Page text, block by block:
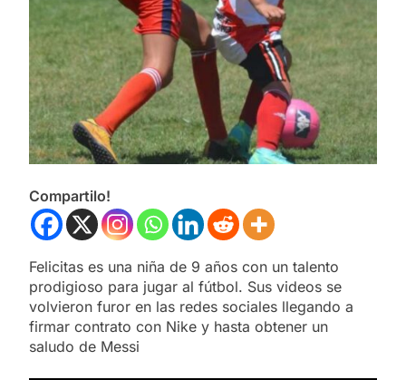
Compartilo!
Felicitas es una niña de 9 años con un talento
prodigioso para jugar al fútbol. Sus videos se
volvieron furor en las redes sociales llegando a
firmar contrato con Nike y hasta obtener un
saludo de Messi